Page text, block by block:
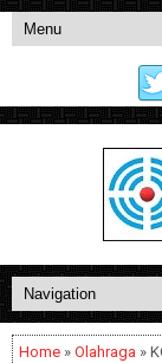
Home » Olahraga »